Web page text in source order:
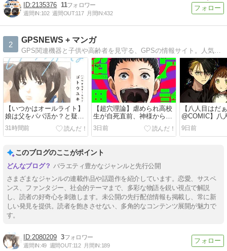
2135376 11
週間IN:102 週間OUT:117 月間IN:432
2
GPSNEWS + マンガ
GPS関連機器と子供や高齢者を見守る、GPSの情報サイト。人気マンガのネタバレもあり。浮気調査に使えるGPS・子供と高齢者を見守るGPS・GPSアプリ、スマホのセキュリティ情報、日々の暮らしを快適にする便利グッズなどをご紹介。
【いつかはオールライト】
娘は父をパパ活か？と疑っ
たことで始まる物語！…コ
ミックシーモア先行公開
中！
31時間前
【超穴理論】虐められ高校
生が自死直前、神様から超
能力を授かった！コミック
DAYS先行公開中！
3日前
【八人目はだ
@COMIC】八
なりすまし！
ンス！コミッ
行公開中！
9日前
このブログのここがポイント
バラエティ豊かなジャンルと先行公開
さまざまなジャンルの連載作品や話題作を紹介しています。恋愛、サスペ
ンス、ファンタジー、社会的テーマまで、多彩な物語を鋭い視点で解説
し、読者の好奇心を刺激します。未公開の先行配信情報も掲載し、常に新
しい発見を提供。読者を飽きさせない、多角的なコンテンツ展開が魅力で
す。
2080209 3
週間IN:49 週間OUT:112 月間IN:189